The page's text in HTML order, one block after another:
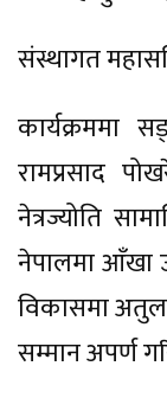
संस्थागत
कार्यक्रममा
रामप्रसाद
नेत्रज्योति
नेपालमा आँखा
विकासमा
सम्मान अपर्ण